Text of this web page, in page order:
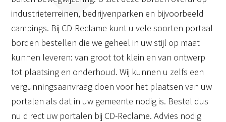
industrieterreinen, bedrijvenparken en bijvoorbeeld
campings. Bij CD-Reclame kunt u vele soorten portaal
borden bestellen die we geheel in uw stijl op maat
kunnen leveren: van groot tot klein en van ontwerp
tot plaatsing en onderhoud. Wij kunnen u zelfs een
vergunningsaanvraag doen voor het plaatsen van uw
portalen als dat in uw gemeente nodig is. Bestel dus
nu direct uw portalen bij CD-Reclame. Advies nodig